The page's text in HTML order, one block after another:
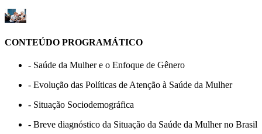
CONTEÚDO PROGRAMÁTICO
- Saúde da Mulher e o Enfoque de Gênero
- Evolução das Políticas de Atenção à Saúde da Mulher
- Situação Sociodemográfica
- Breve diagnóstico da Situação da Saúde da Mulher no Brasil